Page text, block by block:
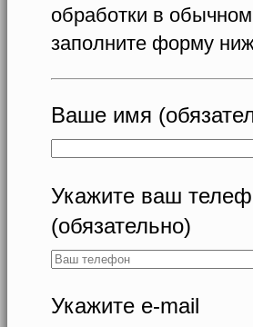
обработки в
заполните форму
Ваше имя
Укажите ваш
(обязательно)
Укажите e-mail